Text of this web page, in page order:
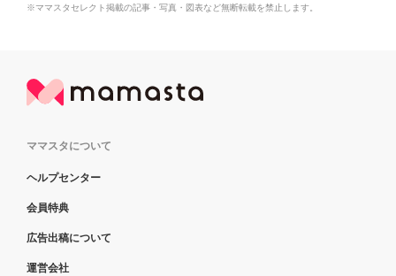
※ママスタセレクト掲載の記事・写真・図表など無断転載を禁止します。
ママスタについて
ヘルプセンター
会員特典
広告出稿について
運営会社